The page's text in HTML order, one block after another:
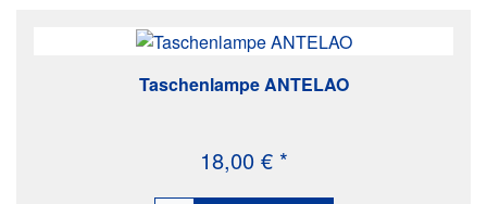
Taschenlampe ANTELAO
18,00 € *